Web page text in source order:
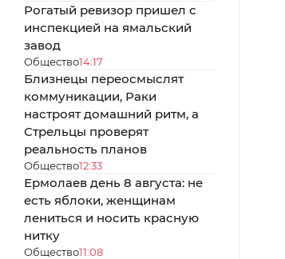
Рогатый ревизор пришел с
инспекцией на ямальский
завод
Общество14:17
Близнецы переосмыслят
коммуникации, Раки
настроят домашний ритм, а
Стрельцы проверят
реальность планов
Общество12:33
Ермолаев день 8 августа: не
есть яблоки, женщинам
лениться и носить красную
нитку
Общество11:08